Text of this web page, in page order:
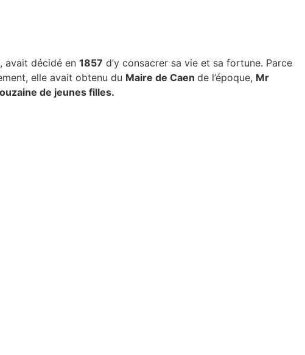
avait décidé en 1857 d’y consacrer sa vie et sa fortune. Parce
elle avait obtenu du Maire de Caen de l’époque, Mr
de jeunes filles.